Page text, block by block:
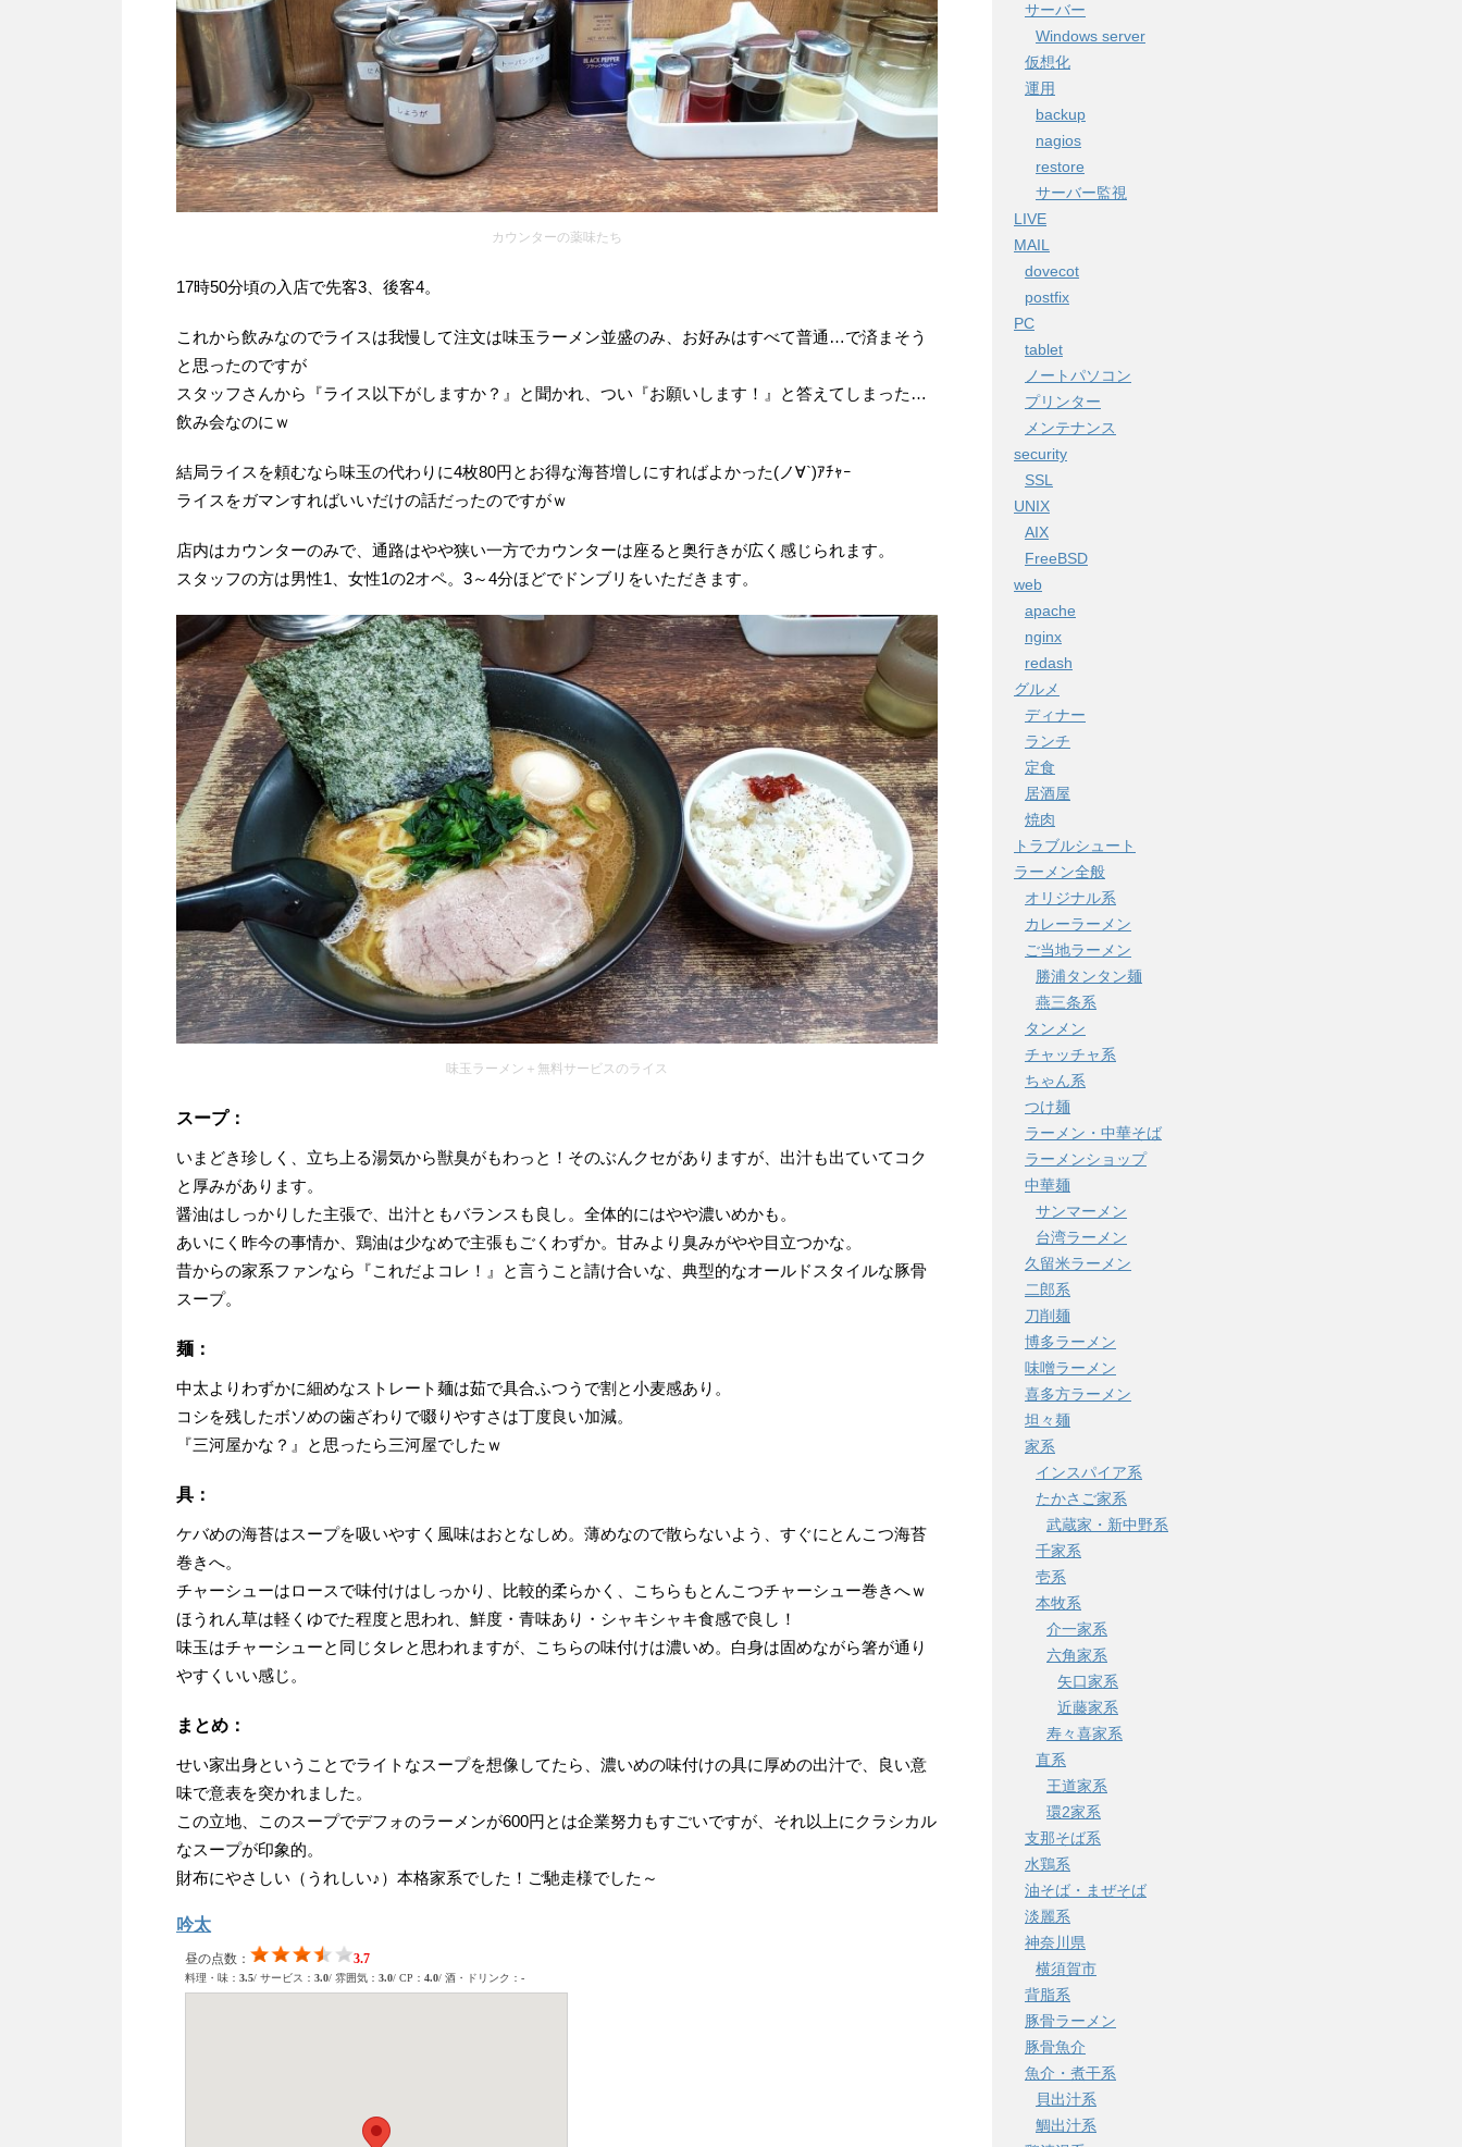
カウンターの薬味たち
17時50分頃の入店で先客3、後客4。
これから飲みなのでライスは我慢して注文は味玉ラーメン並盛のみ、お好みはすべて普通…で済まそう
と思ったのですが
スタッフさんから『ライス以下がしますか？』と聞かれ、つい『お願いします！』と答えてしまった…
飲み会なのにｗ
結局ライスを頼むなら味玉の代わりに4枚80円とお得な海苔増しにすればよかった(ノ∀`)ｱﾁｬｰ
ライスをガマンすればいいだけの話だったのですがｗ
店内はカウンターのみで、通路はやや狭い一方でカウンターは座ると奥行きが広く感じられます。
スタッフの方は男性1、女性1の2オペ。3～4分ほどでドンブリをいただきます。
味玉ラーメン＋無料サービスのライス
スープ：
いまどき珍しく、立ち上る湯気から獣臭がもわっと！そのぶんクセがありますが、出汁も出ていてコク
と厚みがあります。
醤油はしっかりした主張で、出汁ともバランスも良し。全体的にはやや濃いめかも。
あいにく昨今の事情か、鶏油は少なめで主張もごくわずか。甘みより臭みがやや目立つかな。
昔からの家系ファンなら『これだよコレ！』と言うこと請け合いな、典型的なオールドスタイルな豚骨
スープ。
麺：
中太よりわずかに細めなストレート麺は茹で具合ふつうで割と小麦感あり。
コシを残したボソめの歯ざわりで啜りやすさは丁度良い加減。
『三河屋かな？』と思ったら三河屋でしたｗ
具：
ケバめの海苔はスープを吸いやすく風味はおとなしめ。薄めなので散らないよう、すぐにとんこつ海苔
巻きへ。
チャーシューはロースで味付けはしっかり、比較的柔らかく、こちらもとんこつチャーシュー巻きへｗ
ほうれん草は軽くゆでた程度と思われ、鮮度・青味あり・シャキシャキ食感で良し！
味玉はチャーシューと同じタレと思われますが、こちらの味付けは濃いめ。白身は固めながら箸が通り
やすくいい感じ。
まとめ：
せい家出身ということでライトなスープを想像してたら、濃いめの味付けの具に厚めの出汁で、良い意
味で意表を突かれました。
この立地、このスープでデフォのラーメンが600円とは企業努力もすごいですが、それ以上にクラシカル
なスープが印象的。
財布にやさしい（うれしい♪）本格家系でした！ご馳走様でした～
吟太
サーバー
Windows server
仮想化
運用
backup
nagios
restore
サーバー監視
LIVE
MAIL
dovecot
postfix
PC
tablet
ノートパソコン
プリンター
メンテナンス
security
SSL
UNIX
AIX
FreeBSD
web
apache
nginx
redash
グルメ
ディナー
ランチ
定食
居酒屋
焼肉
トラブルシュート
ラーメン全般
オリジナル系
カレーラーメン
ご当地ラーメン
勝浦タンタン麺
燕三条系
タンメン
チャッチャ系
ちゃん系
つけ麺
ラーメン・中華そば
ラーメンショップ
中華麺
サンマーメン
台湾ラーメン
久留米ラーメン
二郎系
刀削麺
博多ラーメン
味噌ラーメン
喜多方ラーメン
坦々麺
家系
インスパイア系
たかさご家系
武蔵家・新中野系
千家系
壱系
本牧系
介一家系
六角家系
矢口家系
近藤家系
寿々喜家系
直系
王道家系
環2家系
支那そば系
水鶏系
油そば・まぜそば
淡麗系
神奈川県
横須賀市
背脂系
豚骨ラーメン
豚骨魚介
魚介・煮干系
貝出汁系
鯛出汁系